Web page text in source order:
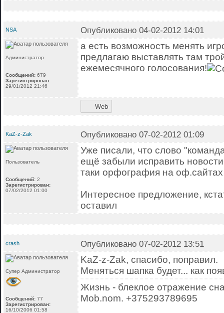
NSA Опубликовано 04-02-2012 14:01
Администратор
Сообщений: 679
Зарегистрирован:
29/01/2012 21:46
а есть возможность менять
предлагаю выставлять там
ежемесячного голосования!
Web
KaZ-z-Zak Опубликовано 07-02-2012 01:09
Пользователь
Сообщений: 2
Зарегистрирован:
07/02/2012 01:00
Уже писали, что слово
ещё забыли исправить
таки орфография на
Интересное предложение,
оставил
crash Опубликовано 07-02-2012 13:51
Супер Администратор
Сообщений: 77
Зарегистрирован:
16/10/2006 01:58
KaZ-z-Zak, спасибо, поправил.
Меняться шапка будет... как
Жизнь - блеклое отражение
Mob.nom. +375293789695